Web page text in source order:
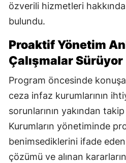
özverili hizmetleri
bulundu.
Proaktif Yönetim
Çalışmalar Sürüyor
Program öncesinde
ceza infaz kurumlarının
sorunlarının yakından
Kurumların yönetiminde
benimsediklerini ifade
çözümü ve alınan